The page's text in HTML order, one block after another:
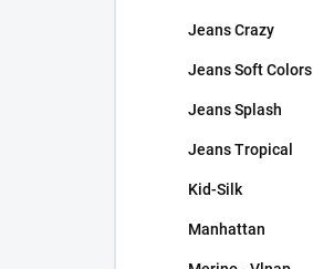
Jeans Crazy
Jeans Soft Colors
Jeans Splash
Jeans Tropical
Kid-Silk
Manhattan